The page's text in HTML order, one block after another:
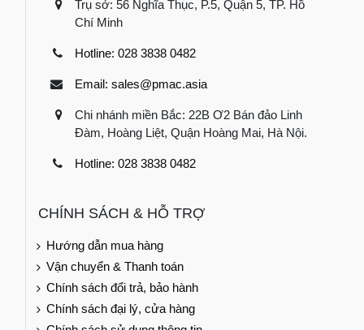
Trụ sở: 56 Nghĩa Thục, P.5, Quận 5, TP. Hồ
Chí Minh
Hotline: 028 3838 0482
Email: sales@pmac.asia
Chi nhánh miền Bắc: 22B Ơ2 Bán đảo Linh
Đàm, Hoàng Liệt, Quận Hoàng Mai, Hà Nội.
Hotline: 028 3838 0482
CHÍNH SÁCH & HỖ TRỢ
Hướng dẫn mua hàng
Vận chuyển & Thanh toán
Chính sách đổi trả, bảo hành
Chính sách đại lý, cửa hàng